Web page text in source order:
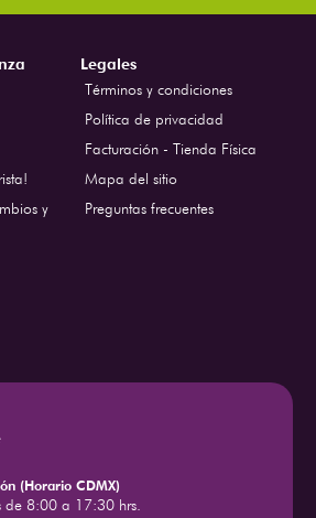
y
Legales
Términos y condiciones
Política de privacidad
Facturación - Tienda Física
Mapa del sitio
Preguntas frecuentes
(Horario CDMX)
de 8:00 a 17:30 hrs.